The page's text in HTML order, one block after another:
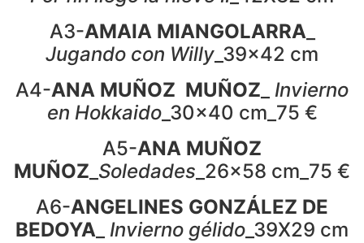
A3-AMAIA MIANGOLARRA_
Jugando con Willy _39x42 cm
A4-ANA MUÑOZ MUÑOZ
Invierno
en Hokkaido_30x40 cm_75 €
A5-ANA MUÑOZ
MUÑOZ Soledades _26x58 cm_75 €
A6-ANGELINES GONZÁLEZ DE
BEDOYA
Invierno gélido _39X29 cm